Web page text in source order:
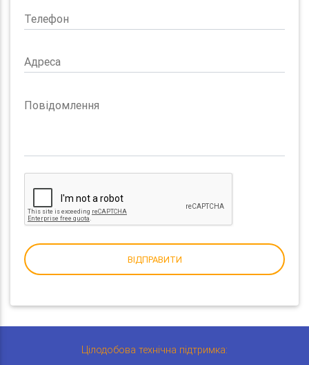
Телефон
Адреса
Повідомлення
ВІДПРАВИТИ
Цілодобова технічна підтримка: